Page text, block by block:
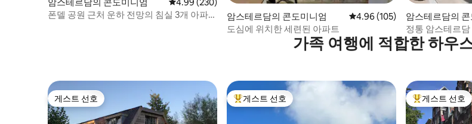
암스테르담의 콘도미니엄 평점 4.99점(5점 만점), 후기 230개
4.99 (230)
폰델 공원 근처 운하 전망의 침실 3개 아파트
암스테르담의 콘도미니엄 평점 4.96점(5점 만점), 후기
4.96 (105)
도심에 위치한 세련된 아파트
암스테르담의
정통 암스테르
가족 여행에 적합한 하우
게스트 선호
게스트 선호 상위 게스트 선호
게스트 선호 상위 게스트 선
게스트 선호